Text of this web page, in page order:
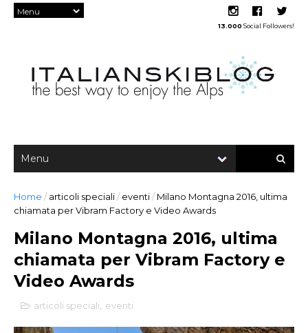
13.000 Social Followers!
Home / articoli speciali/ eventi/ Milano Montagna 2016, ultima
chiamata per Vibram Factory e Video Awards
Milano Montagna 2016, ultima
chiamata per Vibram Factory e
Video Awards
articoli speciali eventi